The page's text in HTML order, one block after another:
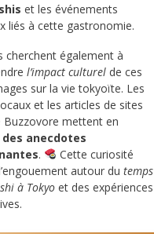
et les événements
liés à cette gastronomie.
cherchent également à
l’impact culturel de ces
sur la vie tokyoïte. Les
et les articles de sites
Buzzovore mettent en
des anecdotes
.
Cette curiosité
autour du temps
à Tokyo et des expériences